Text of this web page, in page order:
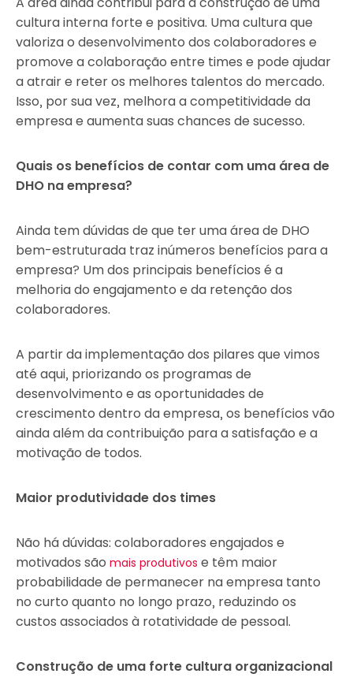
cultura interna forte e positiva. Uma cultura que
valoriza o desenvolvimento dos colaboradores e
promove a colaboração entre times e pode ajudar
a atrair e reter os melhores talentos do mercado.
Isso, por sua vez, melhora a competitividade da
empresa e aumenta suas chances de sucesso.
Quais os benefícios de contar com uma área de
DHO na empresa?
Ainda tem dúvidas de que ter uma área de DHO
bem-estruturada traz inúmeros benefícios para a
empresa? Um dos principais benefícios é a
melhoria do engajamento e da retenção dos
colaboradores.
A partir da implementação dos pilares que vimos
até aqui, priorizando os programas de
desenvolvimento e as oportunidades de
crescimento dentro da empresa, os benefícios vão
ainda além da contribuição para a satisfação e a
motivação de todos.
Maior produtividade dos times
Não há dúvidas: colaboradores engajados e
motivados são mais produtivos e têm maior
probabilidade de permanecer na empresa tanto
no curto quanto no longo prazo, reduzindo os
custos associados à rotatividade de pessoal.
Construção de uma forte cultura organizacional